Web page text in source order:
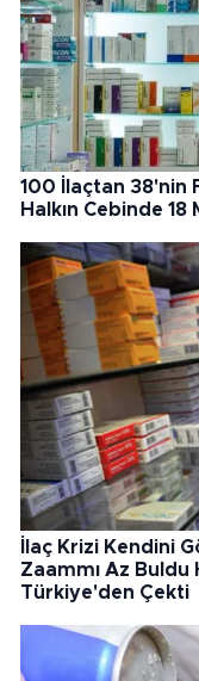
100 İlaçtan 38'nin
Halkın Cebinde 18
İlaç Krizi Kendini
Zaammı Az Buldu
Türkiye'den Çekti